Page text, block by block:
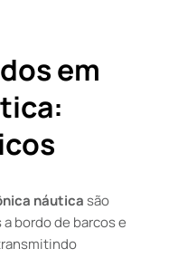
em
náuticasão
bordo de barcos e